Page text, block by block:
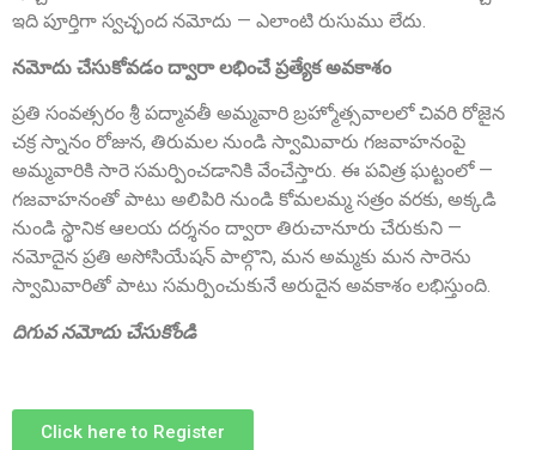
Founder Donor, Bagepalli, Karnataka
Sri DVVS Prasad & Smt. Subhashini
VIP Member, Tirupati, AP
ఇది పూర్తిగా స్వచ్ఛంద నమోదు — ఎలాంటి రుసుము లేదు.
నమోదు చేసుకోవడం ద్వారా లభించే ప్రత్యేక అవకాశం
ప్రతి సంవత్సరం శ్రీ పద్మావతీ అమ్మవారి బ్రహ్మోత్సవాలలో చివరి రోజైన
చక్ర స్నానం రోజున, తిరుమల నుండి స్వామివారు గజవాహనంపై
అమ్మవారికి సారె సమర్పించడానికి వేంచేస్తారు. ఈ పవిత్ర ఘట్టంలో —
గజవాహనంతో పాటు అలిపిరి నుండి కోమలమ్మ సత్రం వరకు, అక్కడి
నుండి స్థానిక ఆలయ దర్శనం ద్వారా తిరుచానూరు చేరుకుని —
నమోదైన ప్రతి అసోసియేషన్ పాల్గొని, మన అమ్మకు మన సారెను
స్వామివారితో పాటు సమర్పించుకునే అరుదైన అవకాశం లభిస్తుంది.
దిగువ నమోదు చేసుకోండి
Click here to Register